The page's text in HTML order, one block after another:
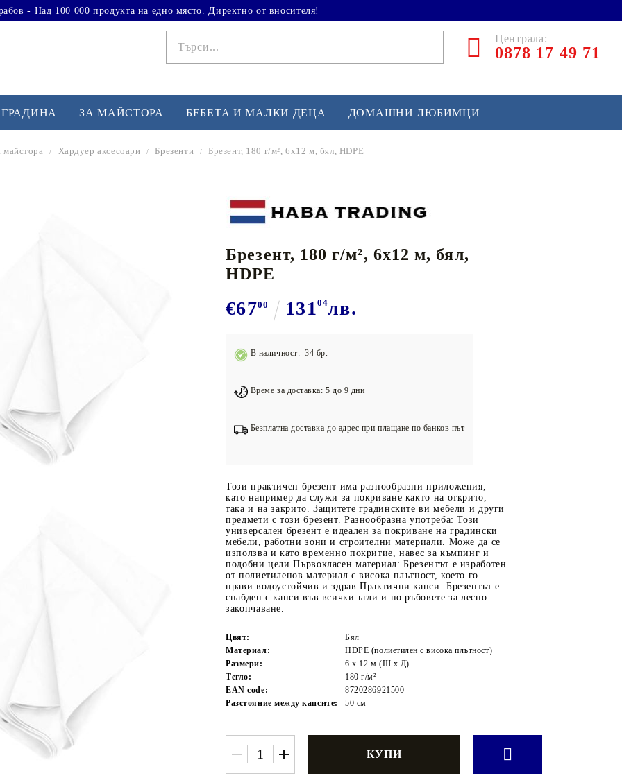
- Над 100 000 продукта на едно място. Директно от вносителя!
Централа:
0878 17 49 71
Баскетбол
Бейзбол и софтбол
Основно спортно оборудване
ЗА МАЙСТОРА БЕБЕТА И МАЛКИ ДЕЦА ДОМАШНИ ЛЮБИМЦИ
майстора Хардуер аксесоари Брезенти Брезент, 180 г/м², 6x12 м, бял, HDPE
Брезент, 180 г/м², 6x12 м, бял,
HDPE
€6700 13104лв.
В наличност: 34 бр.
Време за доставка: 5 до 9 дни
Безплатна доставка до адрес при плащане по банков път
Този практичен брезент има разнообразни приложения,
като например да служи за покриване както на открито,
така и на закрито. Защитете градинските ви мебели и други
предмети с този брезент. Разнообразна употреба: Този
универсален брезент е идеален за покриване на градински
мебели, работни зони и строителни материали. Може да се
използва и като временно покритие, навес за къмпинг и
подобни цели.Първокласен материал: Брезентът е изработен
от полиетиленов материал с висока плътност, което го
прави водоустойчив и здрав.Практични капси: Брезентът е
снабден с капси във всички ъгли и по ръбовете за лесно
закопчаване.
Цвят:
Бял
Материал:
HDPE (полиетилен с висока плътност)
Размери:
6 x 12 м (Ш х Д)
Тегло:
180 г/м²
EAN code:
8720286921500
Разстояние между капсите:
50 см